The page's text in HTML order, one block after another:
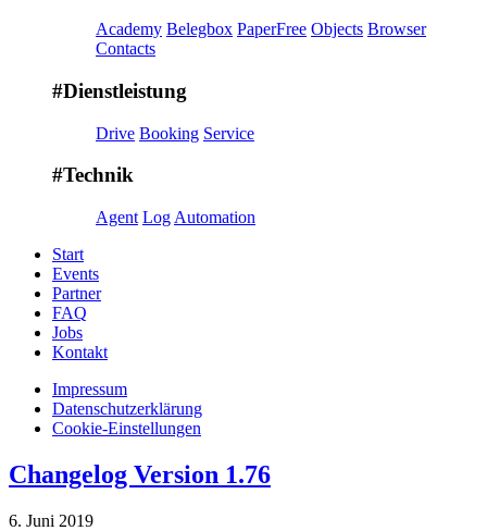
Academy Belegbox PaperFree Objects Browser
Contacts
#Dienstleistung
Drive Booking Service
#Technik
Agent Log Automation
Start
Events
Partner
FAQ
Jobs
Kontakt
Impressum
Daten­schutz­erklärung
Cookie-Einstellungen
Changelog Version 1.76
6. Juni 2019